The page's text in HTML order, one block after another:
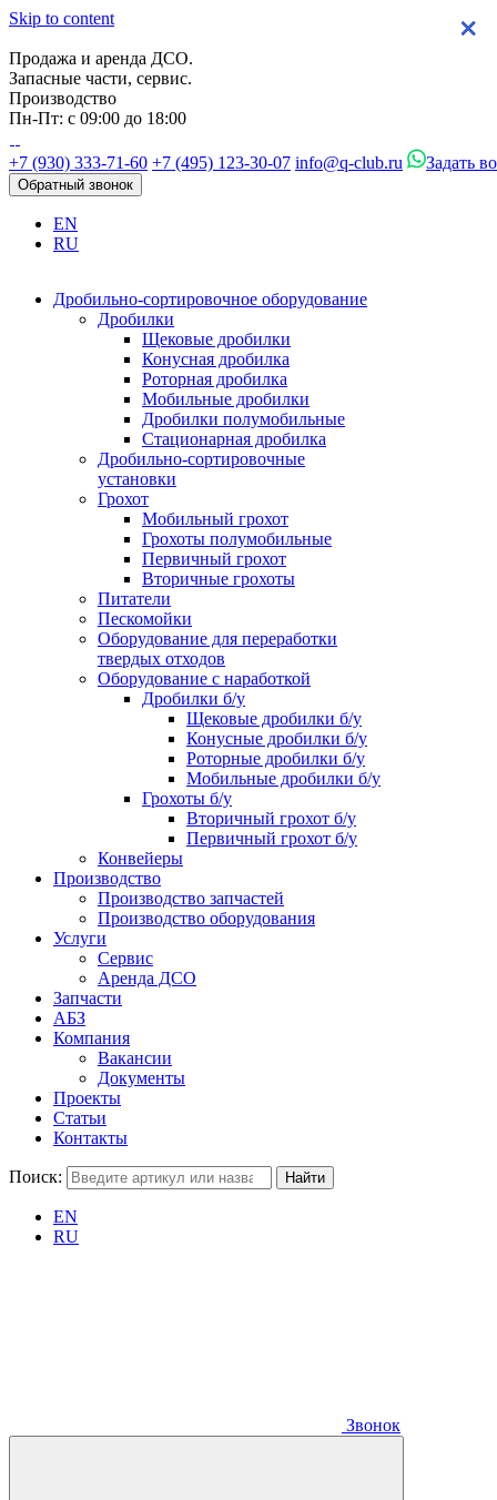
Skip to content
Продажа и аренда ДСО.
Запасные части, сервис.
Производство
Пн-Пт: с 09:00 до 18:00
+7 (930) 333-71-60 +7 (495) 123-30-07 info@q-club.ru Задать
Обратный звонок
EN
RU
Дробильно-сортировочное оборудование
Дробилки
Щековые дробилки
Конусная дробилка
Роторная дробилка
Мобильные дробилки
Дробилки полумобильные
Стационарная дробилка
Дробильно-сортировочные
установки
Грохот
Мобильный грохот
Грохоты полумобильные
Первичный грохот
Вторичные грохоты
Питатели
Пескомойки
Оборудование для переработки
твердых отходов
Оборудование с наработкой
Дробилки б/у
Щековые дробилки б/у
Конусные дробилки б/у
Роторные дробилки б/у
Мобильные дробилки б/у
Грохоты б/у
Вторичный грохот б/у
Первичный грохот б/у
Конвейеры
Производство
Производство запчастей
Производство оборудования
Услуги
Сервис
Аренда ДСО
Запчасти
АБЗ
Компания
Вакансии
Документы
Проекты
Статьи
Контакты
Поиск:
EN
RU
Звонок
×
×
×
×